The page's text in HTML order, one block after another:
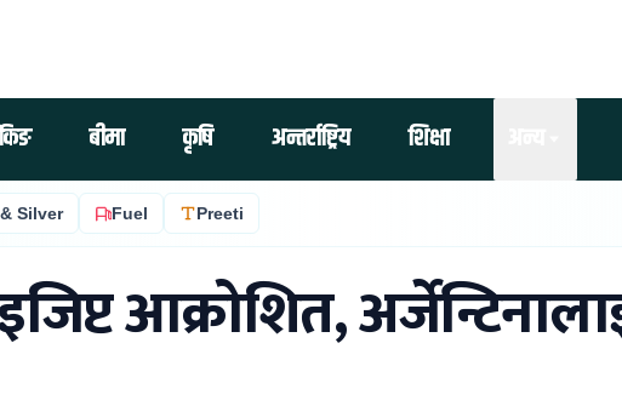
बीमा कृषि अन्तर्राष्ट्रिय शिक्षा
Silver Fuel Preeti
आक्रोशित,